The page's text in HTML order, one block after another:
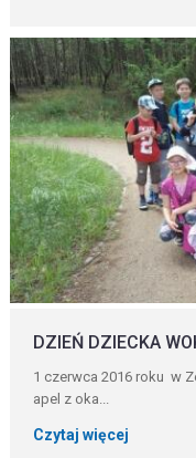
DZIEŃ DZIECKA
1 czerwca 2016 roku w
apel z oka...
Czytaj więcej